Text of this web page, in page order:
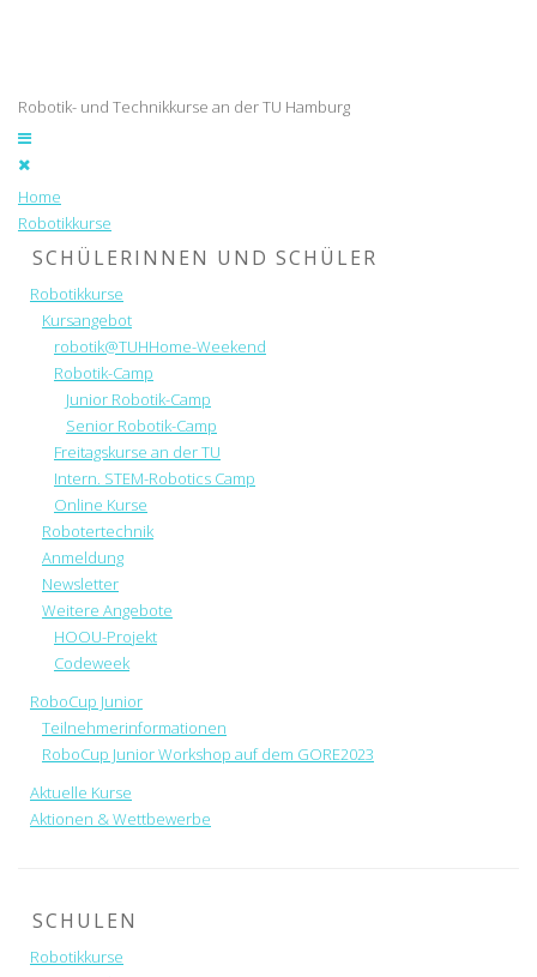
Robotik- und Technikkurse an der TU Hamburg
Home
Robotikkurse
SCHÜLERINNEN UND SCHÜLER
Robotikkurse
Kursangebot
robotik@TUHHome-Weekend
Robotik-Camp
Junior Robotik-Camp
Senior Robotik-Camp
Freitagskurse an der TU
Intern. STEM-Robotics Camp
Online Kurse
Robotertechnik
Anmeldung
Newsletter
Weitere Angebote
HOOU-Projekt
Codeweek
RoboCup Junior
Teilnehmerinformationen
RoboCup Junior Workshop auf dem GORE2023
Aktuelle Kurse
Aktionen & Wettbewerbe
SCHULEN
Robotikkurse